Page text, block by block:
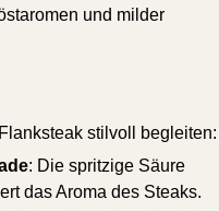
und milder
stilvoll begleiten:
: Die spritzige Säure
das Aroma des Steaks.